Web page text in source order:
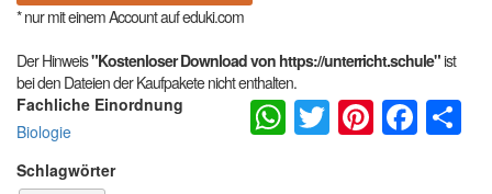
* nur mit einem Account auf eduki.com
Der Hinweis"Kostenloser Download von https://unterricht.schule"ist
bei den Dateien der Kaufpakete nicht enthalten.
Fachliche Einordnung
Biologie
Schlagwörter
WhatsApp
Twitter